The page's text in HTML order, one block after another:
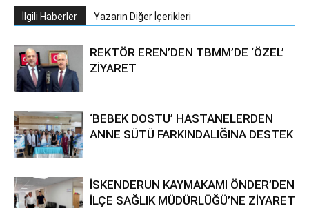
İlgili Haberler Yazarın Diğer İçerikleri
REKTÖR EREN’DEN TBMM’DE ‘ÖZEL’
ZİYARET
‘BEBEK DOSTU’ HASTANELERDEN
ANNE SÜTÜ FARKINDALIĞINA DESTEK
İSKENDERUN KAYMAKAMI ÖNDER’DEN
İLÇE SAĞLIK MÜDÜRLÜĞÜ’NE ZİYARET